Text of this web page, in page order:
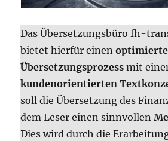
Das Übersetzungsbüro fh-
bietet hierfür einen
Übersetzungsprozess mit
kundenorientierten
soll die Übersetzung des
dem Leser einen sinnvollen
Dies wird durch die